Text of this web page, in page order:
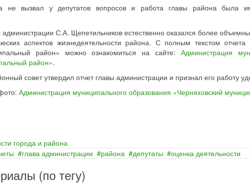
не вызвал у депутатов вопросов и работа главы района была
администрации С.А. Щепетильников естественно оказался более
аспектов жизнедеятельности района. С полным текстом
район» можно ознакомиться на сайте: Администрация
район».
совет утвердил отчет главы администрации и признал его работу
Администрация муниципального образования «Черняховский
города и района
глава администрации района депутаты оценка деятельности
(по тегу)